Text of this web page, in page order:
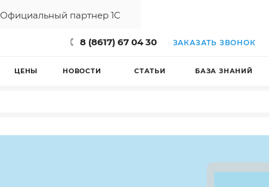
Официальный партнер 1С
8 (8617) 67 04 30 ЗАКАЗАТЬ ЗВОНОК
ЦЕНЫ НОВОСТИ СТАТЬИ БАЗА ЗНАНИЙ